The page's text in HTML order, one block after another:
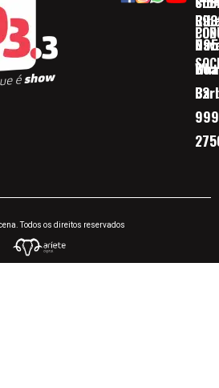
32
Todos os direitos reservados